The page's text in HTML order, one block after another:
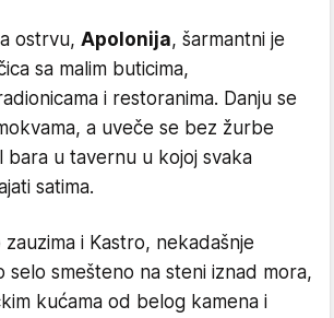
ostrvu, Apolonija, šarmantni je
sa malim buticima,
i restoranima. Danju se
a uveče se bez žurbe
bara u tavernu u kojoj svaka
satima.
i Kastro, nekadašnje
selo smešteno na steni iznad mora,
kućama od belog kamena i